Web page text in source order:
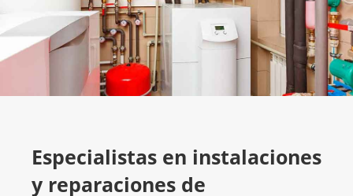
Especialistas en instalaciones
y reparaciones de